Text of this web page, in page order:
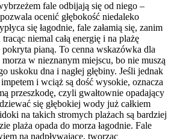
fale odbijają się od niego –
ocenić głębokość niedaleko
się łagodnie, fale załamią się, zanim
niemal całą energię i na plażę
pianą. To cenna wskazówka dla
w nieznanym miejscu, bo nie muszą
uskoku dna i nagłej głębiny. Jeśli jednak
i wciąż są dość wysokie, oznacza
przeszkodę, czyli gwałtownie opadający
się głębokiej wody już całkiem
na takich stromych plażach są bardziej
plaża opada do morza łagodnie. Fale
na nadpływające, tworząc